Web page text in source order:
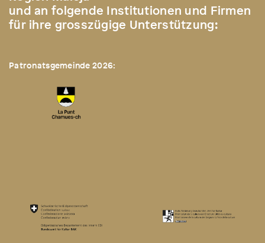
und an folgende Institutionen und Firmen
für ihre grosszügige Unterstützung:
Patronatsgemeinde 2026: